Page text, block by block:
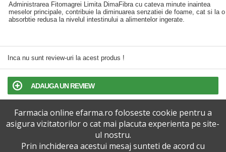
Administrarea Fitomagrei Limita DimaFibra cu cateva minute inaintea
meselor principale, contribuie la diminuarea senzatiei de foame, cat si la o
absorbtie redusa la nivelul intestinului a alimentelor ingerate.
Inca nu sunt review-uri la acest produs !
ADAUGA UN REVIEW
TERMENI SI CONDITII
POLITICA DE CONFIDENTIALITATE
Farmacia online efarma.ro foloseste cookie pentru a
asigura vizitatorilor o cat mai placuta experienta pe site-
ul nostru.
Prin inchiderea acestui mesaj sunteti de acord cu